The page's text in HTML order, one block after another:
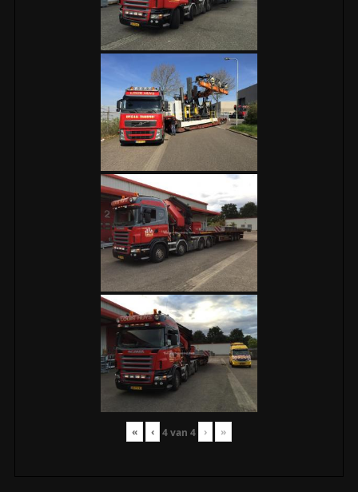
« ‹ 4van 4 › »